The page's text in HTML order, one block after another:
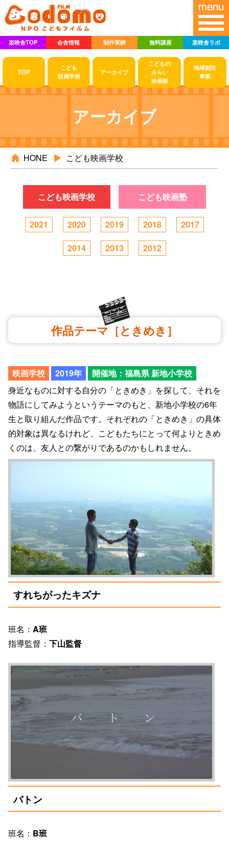
楽映舎TOP 会舎情報 制作実績 無料講座 楽映舎ラボ
TOP
こども
映画学校
アーカイブ
こどもの
みらい
映画祭
地域創生
事業
アーカイブ
HONE こども映画学校
こども映画学校 こども映画塾
2021 2020 2019 2018
2017
2014
2013 2012
作品テーマ［ときめき］
映画学校 2019年
開催地：福島県 新地小学校
身近なものに対する自分の「ときめき」を探して、それを
物語にしてみようというテーマのもと、新地小学校の6年
生と取り組んだ作品です。それぞれの「ときめき」の具体
的対象は異なるけれど、こどもたちにとって何よりときめ
くのは、友人との繋がりであるのかもしれません。
すれちがったキズナ
班名： A班
指導監督： 下山監督
バトン
班名： B班